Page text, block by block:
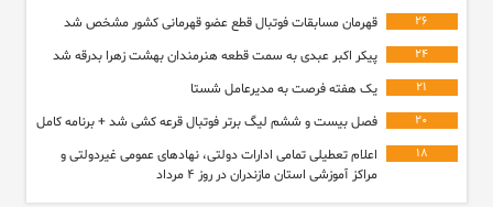
۲۶ قهرمان مسابقات فوتبال قطع عضو قهرمانی کشور مشخص شد
۲۴ پیکر اکبر عبدی به سمت قطعه هنرمندان بهشت زهرا بدرقه شد
۲۱ یک هفته فرصت به مدیرعامل شستا
۲۰ فصل بیست و ششم لیگ برتر فوتبال قرعه کشی شد + برنامه کامل
۱۸
اعلام تعطیلی تمامی ادارات دولتی، نهادهای عمومی غیردولتی و
مراکز آموزشی استان مازندران در روز ۴ مرداد